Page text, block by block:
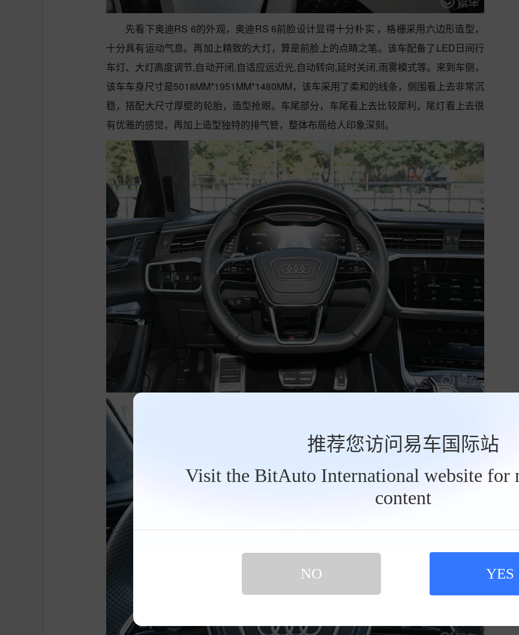
推荐您访问易车国际站
Visit the BitAuto International website for
content
NO YES
先看下奥迪RS 6的外观，奥迪RS 6前脸设计显得十分朴实 ，格栅采用六边形造型，
十分具有运动气息。再加上精致的大灯，算是前脸上的点睛之笔。该车配备了LED日间行
车灯、大灯高度调节,自动开闭,自适应远近光,自动转向,延时关闭,雨雾模式等。来到车侧，
该车车身尺寸是5018MM*1951MM*1480MM，该车采用了柔和的线条，侧围看上去非常沉
稳，搭配大尺寸厚壁的轮胎，造型抢眼。车尾部分，车尾看上去比较犀利，尾灯看上去很
有优雅的感觉，再加上造型独特的排气管，整体布局给人印象深刻。